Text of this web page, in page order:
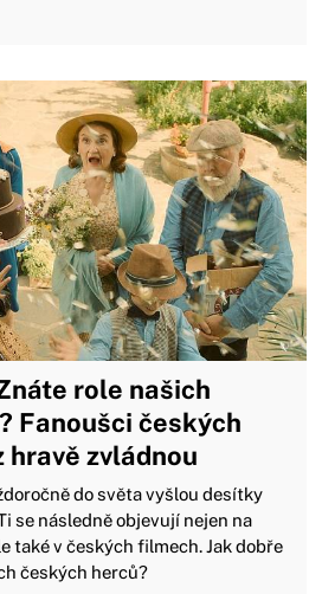
role našich
Fanoušci českých
zvládnou
do světa vyšlou desítky
se následně objevují nejen na
také v českých filmech. Jak dobře
českých herců?